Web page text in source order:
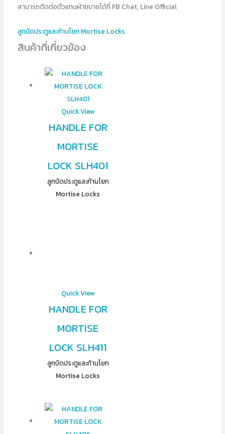
สามารถติดต่อตัวแทนฝ่ายขายได้ที่ FB Chat, Line Official
ลูกบิดประตูและก้านโยก Mortise Locks
สินค้าที่เกี่ยวข้อง
Quick View
HANDLE FOR
MORTISE
LOCK SLH401
ลูกบิดประตูและก้านโยก
Mortise Locks
Quick View
HANDLE FOR
MORTISE
LOCK SLH411
ลูกบิดประตูและก้านโยก
Mortise Locks